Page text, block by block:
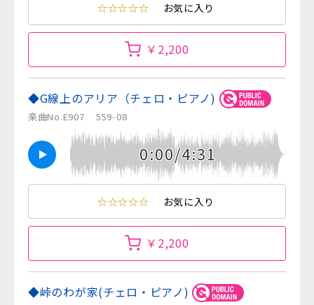
☆☆☆☆☆ お気に入り
￥2,200
◆G線上のアリア（チェロ・ピアノ)
楽曲No.E907 559-08
0:00/4:31
☆☆☆☆☆ お気に入り
￥2,200
◆峠のわが家(チェロ・ピアノ)